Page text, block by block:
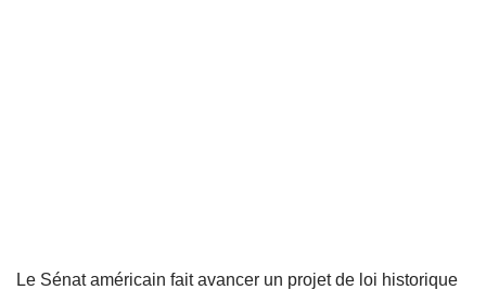
Le Sénat américain fait avancer un projet de loi historique